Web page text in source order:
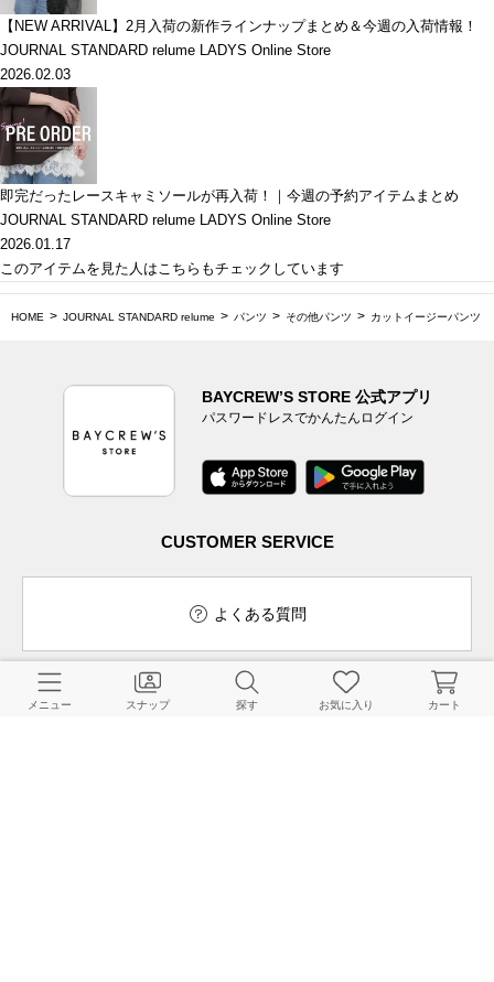
【NEW ARRIVAL】2月入荷の新作ラインナップまとめ＆今週の入荷情報！
JOURNAL STANDARD relume LADYS Online Store
2026.02.03
即完だったレースキャミソールが再入荷！｜今週の予約アイテムまとめ
JOURNAL STANDARD relume LADYS Online Store
2026.01.17
このアイテムを見た人はこちらもチェックしています
HOME JOURNAL STANDARD relume パンツ その他パンツ カットイージーパンツ
BAYCREW’S STORE 公式アプリ
パスワードレスでかんたんログイン
CUSTOMER SERVICE
よくある質問
メニュー スナップ 探す お気に入り カート